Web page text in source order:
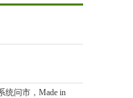
统问市，Made in